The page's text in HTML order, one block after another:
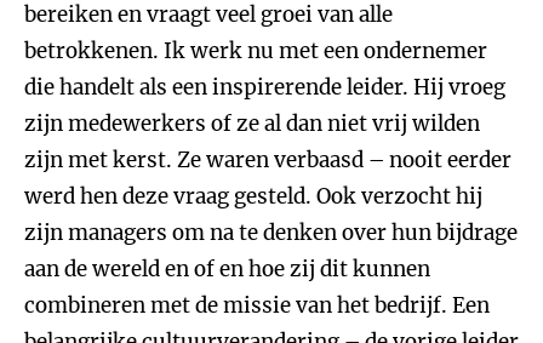
bereiken en vraagt veel groei van alle
betrokkenen. Ik werk nu met een ondernemer
die handelt als een inspirerende leider. Hij vroeg
zijn medewerkers of ze al dan niet vrij wilden
zijn met kerst. Ze waren verbaasd – nooit eerder
werd hen deze vraag gesteld. Ook verzocht hij
zijn managers om na te denken over hun bijdrage
aan de wereld en of en hoe zij dit kunnen
combineren met de missie van het bedrijf. Een